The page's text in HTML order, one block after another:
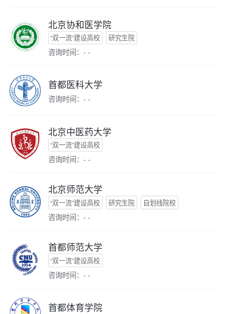
北京协和医学院
“双一流”建设高校 研究生院
咨询时间：- -
首都医科大学
咨询时间：- -
北京中医药大学
“双一流”建设高校
咨询时间：- -
北京师范大学
“双一流”建设高校 研究生院 自划线院校
咨询时间：- -
首都师范大学
“双一流”建设高校
咨询时间：- -
首都体育学院